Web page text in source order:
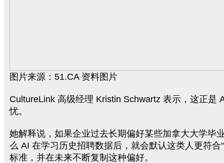
图片来源：51.CA 资料图片
CultureLink 高级经理 Kristin Schwartz 表示，这正是
忧。
她解释说，如果企业过去长期偏好某些加拿大大学毕
么 AI 在学习历史招聘数据后，就会默认这类人更符合
标准，并在未来不断复制这种偏好。